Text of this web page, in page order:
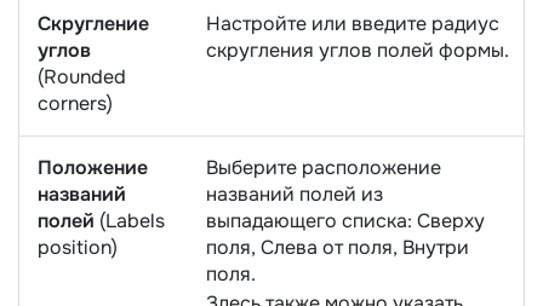
Скругление
углов
(Rounded
corners)
Настройте или введите радиус
скругления углов полей формы.
Положение
названий
полей (Labels
position)
Выберите расположение
названий полей из
выпадающего списка: Сверху
поля, Слева от поля, Внутри
поля.